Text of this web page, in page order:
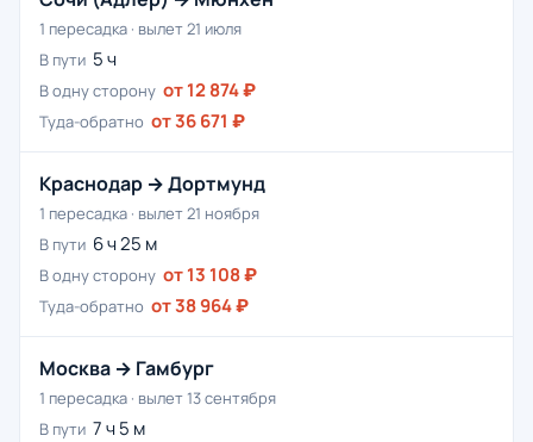
1 пересадка · вылет 21 июля
В пути 5 ч
В одну сторону от 12 874 ₽
Туда-обратно от 36 671 ₽
Краснодар → Дортмунд
1 пересадка · вылет 21 ноября
В пути 6 ч 25 м
В одну сторону от 13 108 ₽
Туда-обратно от 38 964 ₽
Москва → Гамбург
1 пересадка · вылет 13 сентября
В пути 7 ч 5 м